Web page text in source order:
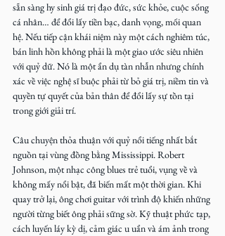
sẵn sàng hy sinh giá trị đạo đức, sức khỏe, cuộc sống
cá nhân… để đổi lấy tiền bạc, danh vọng, mối quan
hệ. Nếu tiếp cận khái niệm này một cách nghiêm túc,
bán linh hồn không phải là một giao ước siêu nhiên
với quỷ dữ. Nó là một ẩn dụ tàn nhẫn nhưng chính
xác về việc nghệ sĩ buộc phải từ bỏ giá trị, niềm tin và
quyền tự quyết của bản thân để đổi lấy sự tồn tại
trong giới giải trí.
Câu chuyện thỏa thuận với quỷ nổi tiếng nhất bắt
nguồn tại vùng đồng bằng Mississippi. Robert
Johnson, một nhạc công blues trẻ tuổi, vụng về và
không mấy nổi bật, đã biến mất một thời gian. Khi
quay trở lại, ông chơi guitar với trình độ khiến những
người từng biết ông phải sững sờ. Kỹ thuật phức tạp,
cách luyến láy kỳ dị, cảm giác u uẩn và ám ảnh trong